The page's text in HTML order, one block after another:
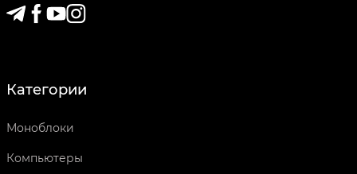
Категории
Моноблоки
Компьютеры